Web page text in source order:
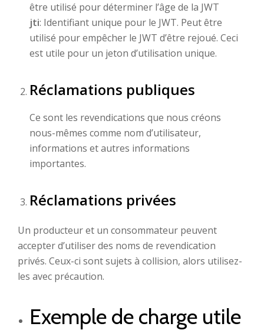
être utilisé pour déterminer l’âge de la JWT
jti: Identifiant unique pour le JWT. Peut être
utilisé pour empêcher le JWT d’être rejoué. Ceci
est utile pour un jeton d’utilisation unique.
Réclamations publiques
Ce sont les revendications que nous créons
nous-mêmes comme nom d’utilisateur,
informations et autres informations
importantes.
Réclamations privées
Un producteur et un consommateur peuvent
accepter d’utiliser des noms de revendication
privés. Ceux-ci sont sujets à collision, alors utilisez-
les avec précaution.
Exemple de charge utile